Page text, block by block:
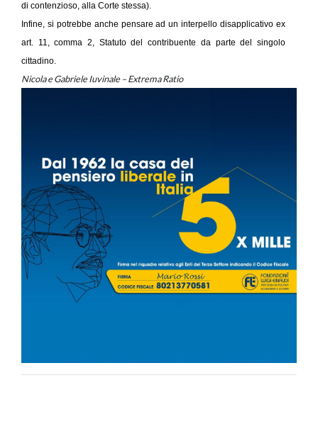
di contenzioso, alla Corte stessa).
Infine, si potrebbe anche pensare ad un interpello disapplicativo ex
art. 11, comma 2, Statuto del contribuente da parte del singolo
cittadino.
Nicola e Gabriele Iuvinale – Extrema Ratio